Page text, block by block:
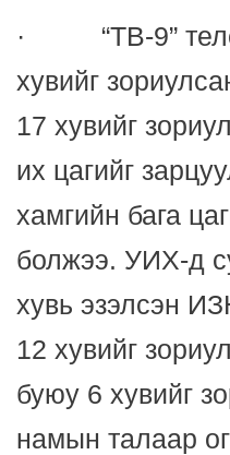
· “ТВ-9”
хувийг
17 хувийг
их цагийг
хамгийн бага
болжээ. УИХ-д
хувь эзэлсэн
12 хувийг
буюу 6 хувийг
намын талаар